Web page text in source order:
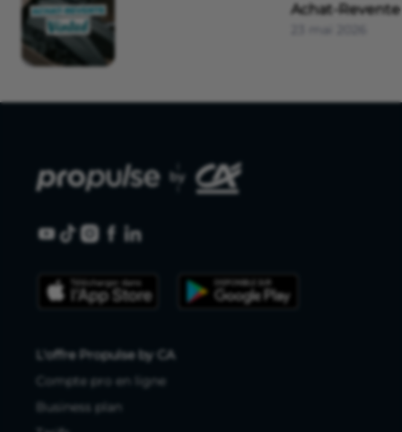
Achat-
L'offre Propulse by CA
Compte pro en ligne
Business plan